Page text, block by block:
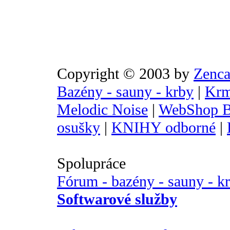
Copyright © 2003 by
Bazény - sauny - krby |
Melodic Noise | WebShop
osušky | KNIHY odborné |
Spolupráce
Fórum - bazény - sauny -
Softwarové služby